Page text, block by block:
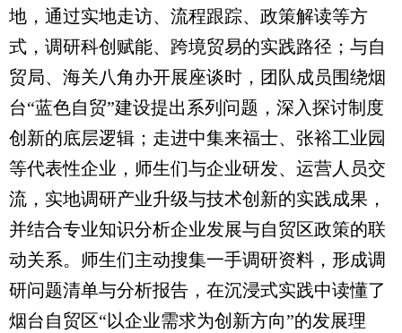
地，通过实地走访、流程跟踪、政策解读等方
式，调研科创赋能、跨境贸易的实践路径；与自
贸局、海关八角办开展座谈时，团队成员围绕烟
台“蓝色自贸”建设提出系列问题，深入探讨制度
创新的底层逻辑；走进中集来福士、张裕工业园
等代表性企业，师生们与企业研发、运营人员交
流，实地调研产业升级与技术创新的实践成果，
并结合专业知识分析企业发展与自贸区政策的联
动关系。师生们主动搜集一手调研资料，形成调
研问题清单与分析报告，在沉浸式实践中读懂了
烟台自贸区“以企业需求为创新方向”的发展理